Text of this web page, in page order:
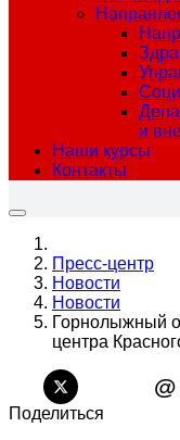
и
Наши курсы
Контакты
Пресс-центр
Новости
Новости
Горнолыжный
центра
@
Поделиться